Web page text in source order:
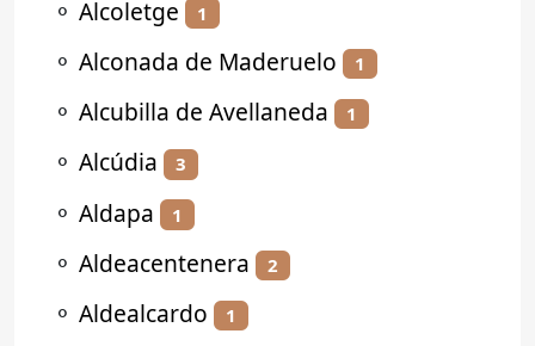
⚬ Alcoletge 1
⚬ Alconada de Maderuelo 1
⚬ Alcubilla de Avellaneda 1
⚬ Alcúdia 3
⚬ Aldapa 1
⚬ Aldeacentenera 2
⚬ Aldealcardo 1